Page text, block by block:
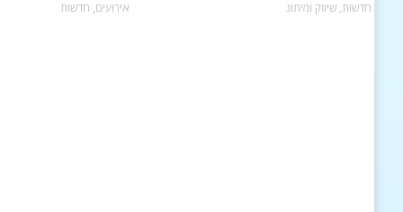
אירועים, חדשות חדשות, שיווק ומיתוג